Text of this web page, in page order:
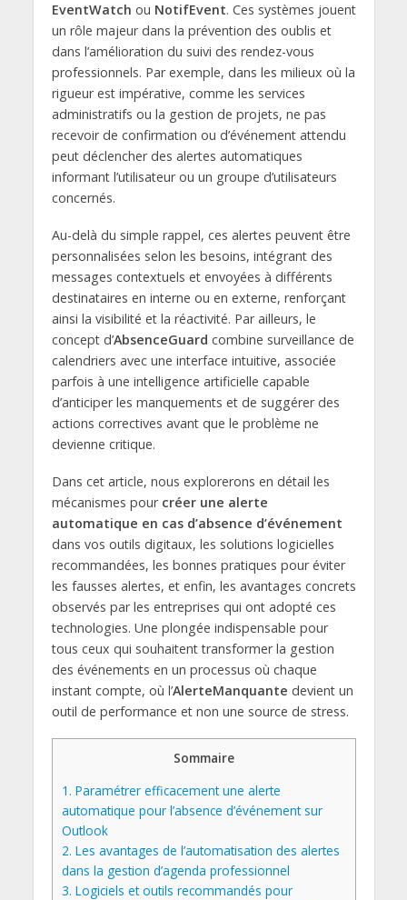
EventWatch ou NotifEvent. Ces systèmes jouent
un rôle majeur dans la prévention des oublis et
dans l’amélioration du suivi des rendez-vous
professionnels. Par exemple, dans les milieux où la
rigueur est impérative, comme les services
administratifs ou la gestion de projets, ne pas
recevoir de confirmation ou d’événement attendu
peut déclencher des alertes automatiques
informant l’utilisateur ou un groupe d’utilisateurs
concernés.
Au-delà du simple rappel, ces alertes peuvent être
personnalisées selon les besoins, intégrant des
messages contextuels et envoyées à différents
destinataires en interne ou en externe, renforçant
ainsi la visibilité et la réactivité. Par ailleurs, le
concept d’AbsenceGuard combine surveillance de
calendriers avec une interface intuitive, associée
parfois à une intelligence artificielle capable
d’anticiper les manquements et de suggérer des
actions correctives avant que le problème ne
devienne critique.
Dans cet article, nous explorerons en détail les
mécanismes pour créer une alerte
automatique en cas d’absence d’événement
dans vos outils digitaux, les solutions logicielles
recommandées, les bonnes pratiques pour éviter
les fausses alertes, et enfin, les avantages concrets
observés par les entreprises qui ont adopté ces
technologies. Une plongée indispensable pour
tous ceux qui souhaitent transformer la gestion
des événements en un processus où chaque
instant compte, où l’AlerteManquante devient un
outil de performance et non une source de stress.
Sommaire
1. Paramétrer efficacement une alerte
automatique pour l’absence d’événement sur
Outlook
2. Les avantages de l’automatisation des alertes
dans la gestion d’agenda professionnel
3. Logiciels et outils recommandés pour